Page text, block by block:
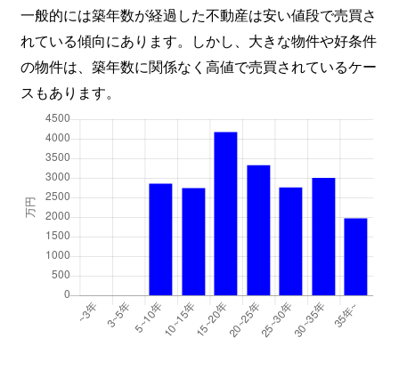
一般的には築年数が経過した不動産は安い値段で売買さ
れている傾向にあります。しかし、大きな物件や好条件
の物件は、築年数に関係なく高値で売買されているケー
スもあります。